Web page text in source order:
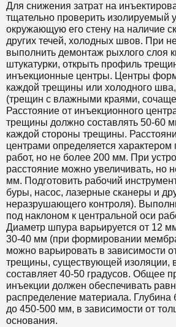
Для снижения затрат на
тщательно проверить изолируемый
окружающую его стену на наличие
других течей, холодных швов. При
выполнить демонтаж рыхлого слоя
штукатурки, открыть профиль
инъекционные центры. Центры
каждой трещины или холодного шва,
(трещин с влажными краями,
Расстояние от инъекционного
трещины должно составлять 50-60
каждой стороны трещины.
центрами определяется характером
работ, но не более 200 мм. При
расстояние можно увеличивать, но
мм. Подготовить рабочий
буры, насос, лазерные сканеры и
неразрушающего контроля).
под наклоном к центральной оси
Диаметр шпура варьируется от 12
30-40 мм (при формировании
можно варьировать в зависимости
трещины, существующей изоляции,
составляет 40-50 градусов. Общее
инъекции должен обеспечивать
распределение материала. Глубина
до 450-500 мм, в зависимости от
основания.